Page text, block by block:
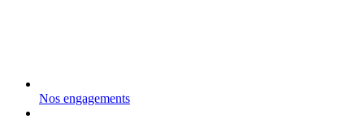
Nos engagements